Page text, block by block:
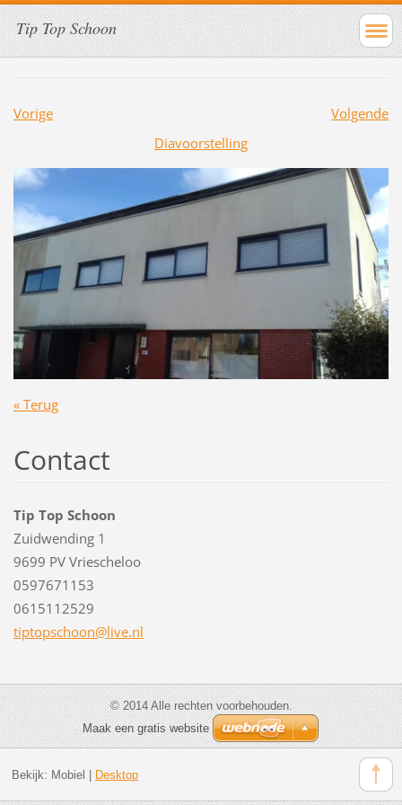
Tip Top Schoon
Vorige
Volgende
Diavoorstelling
« Terug
Contact
Tip Top Schoon
Zuidwending 1
9699 PV Vriescheloo
0597671153
0615112529
tiptopschoon@live.nl
© 2014 Alle rechten voorbehouden.
Maak een gratis website
Bekijk: Mobiel Desktop